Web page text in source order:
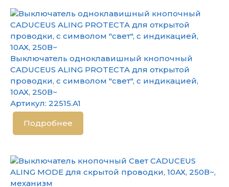
Выключатель одноклавишный кнопочный
CADUCEUS ALING PROTECTA для открытой
проводки, с символом "свет", с индикацией,
10АХ, 250В~
Артикул: 22515.A1
Подробнее